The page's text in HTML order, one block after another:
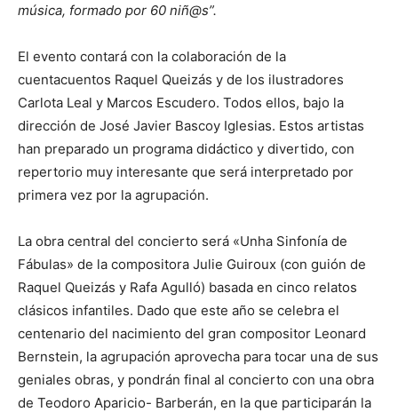
música, formado por 60 niñ@s”.
El evento contará con la colaboración de la
cuentacuentos Raquel Queizás y de los ilustradores
Carlota Leal y Marcos Escudero. Todos ellos, bajo la
dirección de José Javier Bascoy Iglesias. Estos artistas
han preparado un programa didáctico y divertido, con
repertorio muy interesante que será interpretado por
primera vez por la agrupación.
La obra central del concierto será «Unha Sinfonía de
Fábulas» de la compositora Julie Guiroux (con guión de
Raquel Queizás y Rafa Agulló) basada en cinco relatos
clásicos infantiles. Dado que este año se celebra el
centenario del nacimiento del gran compositor Leonard
Bernstein, la agrupación aprovecha para tocar una de sus
geniales obras, y pondrán final al concierto con una obra
de Teodoro Aparicio- Barberán, en la que participarán la